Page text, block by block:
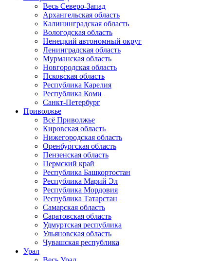
Весь Северо-Запад
Архангельская область
Калининградская область
Вологодская область
Ненецкий автономный округ
Ленинградская область
Мурманская область
Новгородская область
Псковская область
Республика Карелия
Республика Коми
Санкт-Петербург
Приволжье
Всё Приволжье
Кировская область
Нижегородская область
Оренбургская область
Пензенская область
Пермский край
Республика Башкортостан
Республика Марий Эл
Республика Мордовия
Республика Татарстан
Самарская область
Саратовская область
Удмуртская республика
Ульяновская область
Чувашская республика
Урал